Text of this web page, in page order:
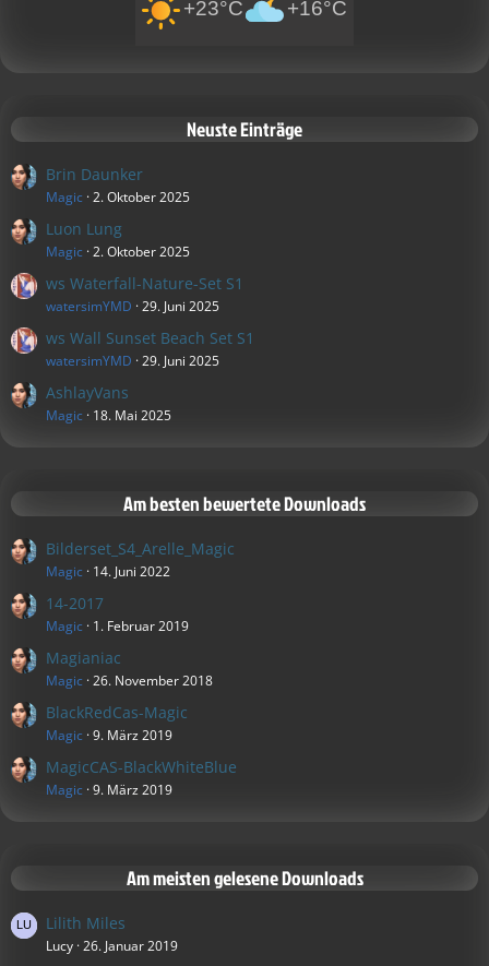
+23°C +16°C
Neuste Einträge
Brin Daunker
Magic 2. Oktober 2025
Luon Lung
Magic 2. Oktober 2025
ws Waterfall-Nature-Set S1
watersimYMD 29. Juni 2025
ws Wall Sunset Beach Set S1
watersimYMD 29. Juni 2025
AshlayVans
Magic 18. Mai 2025
Am besten bewertete Downloads
Bilderset_S4_Arelle_Magic
Magic 14. Juni 2022
14-2017
Magic 1. Februar 2019
Magianiac
Magic 26. November 2018
BlackRedCas-Magic
Magic 9. März 2019
MagicCAS-BlackWhiteBlue
Magic 9. März 2019
Am meisten gelesene Downloads
Lilith Miles
Lucy 26. Januar 2019